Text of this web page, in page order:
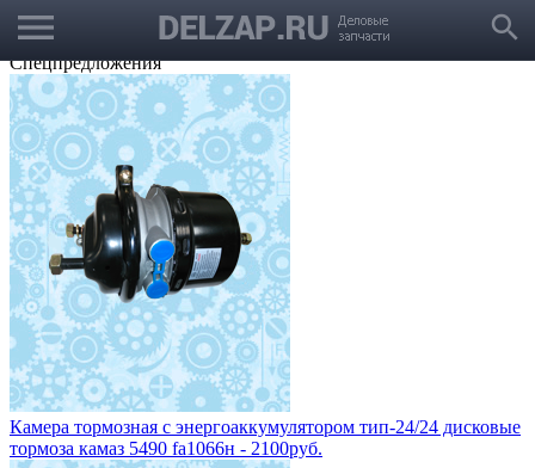
menu search
Выбрать город
Корзина
Заказать звонок
Спецпредложения
Камера тормозная с энергоаккумулятором тип-24/24 дисковые
тормоза камаз 5490 fa1066н - 2100руб.